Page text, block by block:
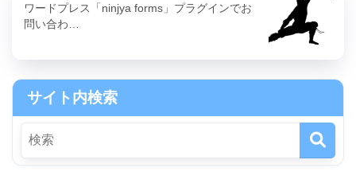
ワードプレス「ninjya forms」プラグインでお
問い合わ…
サイト内検索